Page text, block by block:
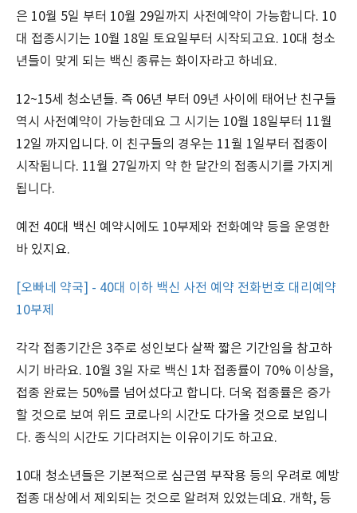
은 10월 5일 부터 10월 29일까지 사전예약이 가능합니다. 10
대 접종시기는 10월 18일 토요일부터 시작되고요. 10대 청소
년들이 맞게 되는 백신 종류는 화이자라고 하네요.
12~15세 청소년들. 즉 06년 부터 09년 사이에 태어난 친구들
역시 사전예약이 가능한데요 그 시기는 10월 18일부터 11월
12일 까지입니다. 이 친구들의 경우는 11월 1일부터 접종이
시작됩니다. 11월 27일까지 약 한 달간의 접종시기를 가지게
됩니다.
예전 40대 백신 예약시에도 10부제와 전화예약 등을 운영한
바 있지요.
[오빠네 약국] - 40대 이하 백신 사전 예약 전화번호 대리예약
10부제
각각 접종기간은 3주로 성인보다 살짝 짧은 기간임을 참고하
시기 바라요. 10월 3일 자로 백신 1차 접종률이 70% 이상을,
접종 완료는 50%를 넘어섰다고 합니다. 더욱 접종률은 증가
할 것으로 보여 위드 코로나의 시간도 다가올 것으로 보입니
다. 종식의 시간도 기다려지는 이유이기도 하고요.
10대 청소년들은 기본적으로 심근염 부작용 등의 우려로 예방
접종 대상에서 제외되는 것으로 알려져 있었는데요. 개학, 등